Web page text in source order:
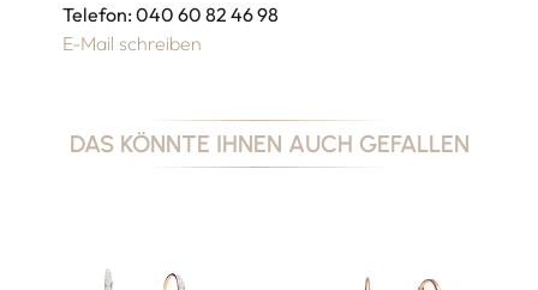
Telefon: 040 60 82 46 98
E-Mail schreiben
DAS KÖNNTE IHNEN AUCH GEFALLEN